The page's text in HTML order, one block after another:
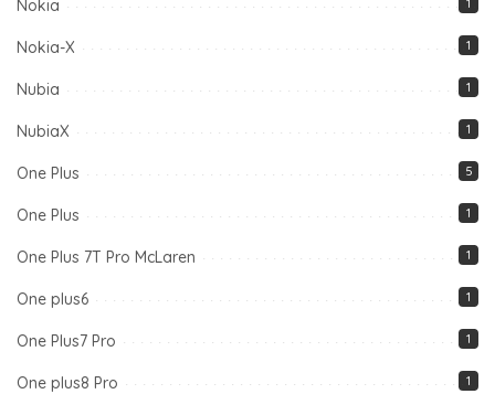
Nokia
Nokia-X 1
Nubia 1
NubiaX 1
One Plus 5
One Plus 1
One Plus 7T Pro McLaren 1
One plus6 1
One Plus7 Pro 1
One plus8 Pro 1